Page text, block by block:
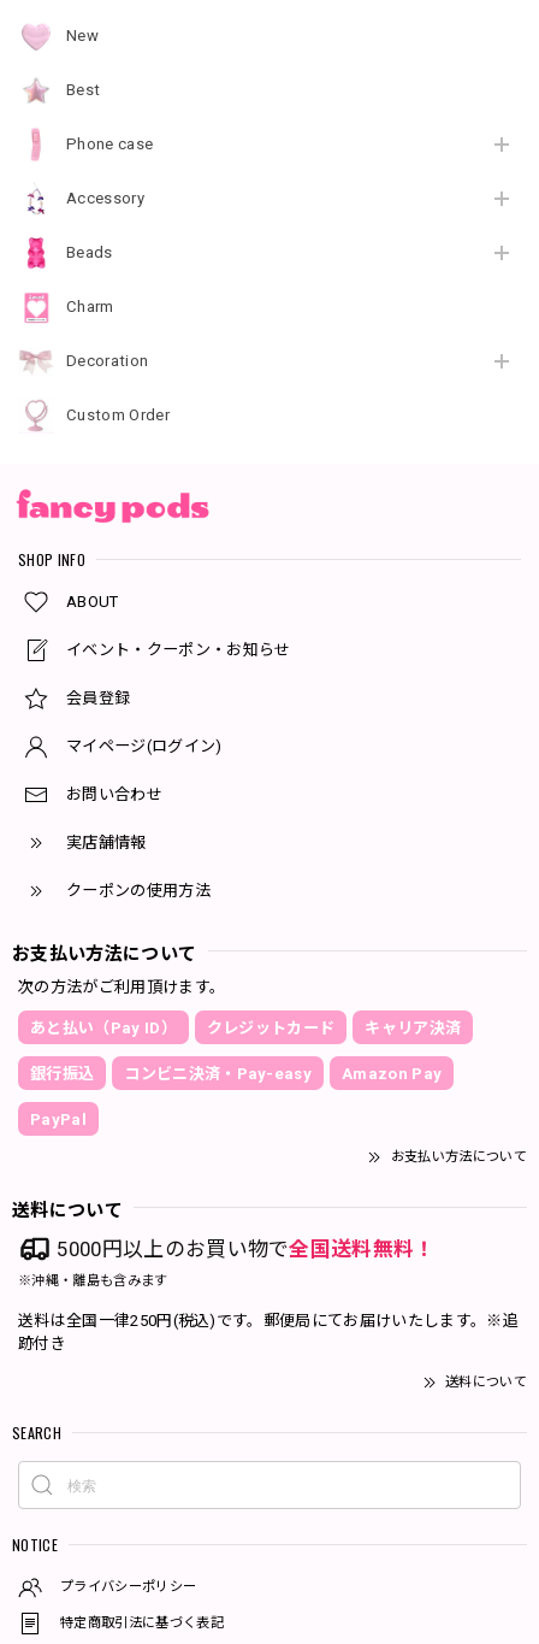
New
Best
Phone case
Accessory
Beads
Charm
Decoration
Custom Order
SHOP INFO
ABOUT
イベント・クーポン・お知らせ
会員登録
マイページ(ログイン)
お問い合わせ
実店舗情報
クーポンの使用方法
お支払い方法について
次の方法がご利用頂けます。
あと払い（Pay ID） クレジットカード キャリア決済
銀行振込 コンビニ決済・Pay-easy Amazon Pay
PayPal
お支払い方法について
送料について
5000円以上のお買い物で全国送料無料！
※沖縄・離島も含みます
送料は全国一律250円(税込)です。郵便局にてお届けいたします。※追
跡付き
送料について
SEARCH
NOTICE
プライバシーポリシー
特定商取引法に基づく表記